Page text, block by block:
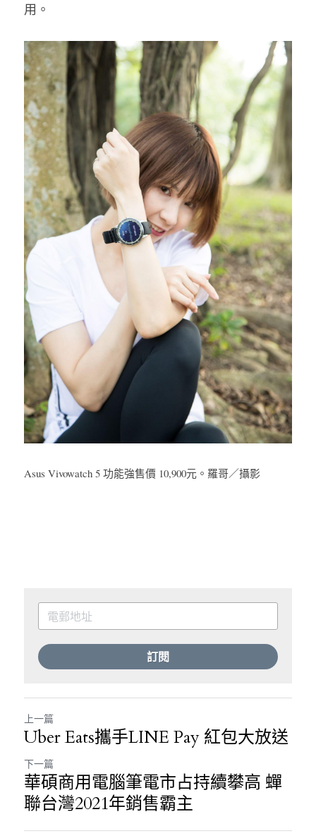
用。
Asus Vivowatch 5 功能強售價 10,900元。羅哥／攝影
訂閱
上一篇
Uber Eats攜手LINE Pay 紅包大放送
下一篇
華碩商用電腦筆電市占持續攀高 蟬
聯台灣2021年銷售霸主